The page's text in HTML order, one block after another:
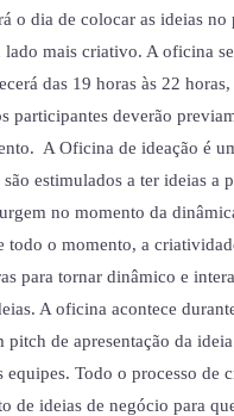
o dia de colocar as ideias no
lado mais criativo. A oficina
das 19 horas às 22
participantes deverão
A Oficina de ideação é
estimulados a ter ideias a
no momento da
todo o momento, a
para tornar dinâmico e
A oficina acontece
pitch de apresentação da
equipes. Todo o processo de
de ideias de negócio para